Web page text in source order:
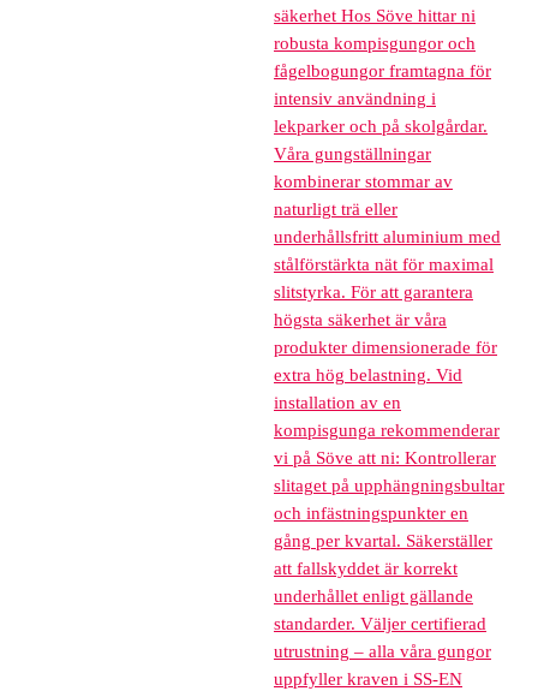
säkerhet Hos Söve hittar ni
robusta kompisgungor och
fågelbogungor framtagna för
intensiv användning i
lekparker och på skolgårdar.
Våra gungställningar
kombinerar stommar av
naturligt trä eller
underhållsfritt aluminium med
stålförstärkta nät för maximal
slitstyrka. För att garantera
högsta säkerhet är våra
produkter dimensionerade för
extra hög belastning. Vid
installation av en
kompisgunga rekommenderar
vi på Söve att ni: Kontrollerar
slitaget på upphängningsbultar
och infästningspunkter en
gång per kvartal. Säkerställer
att fallskyddet är korrekt
underhållet enligt gällande
standarder. Väljer certifierad
utrustning – alla våra gungor
uppfyller kraven i SS-EN